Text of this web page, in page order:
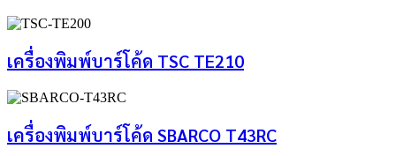
เครื่องพิมพ์บาร์โค้ด TSC TE210
เครื่องพิมพ์บาร์โค้ด SBARCO T43RC